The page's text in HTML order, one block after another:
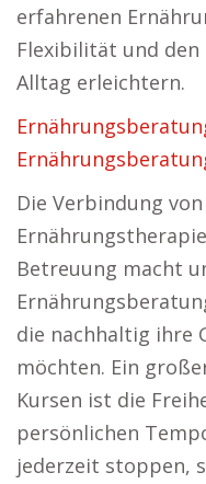
erfahrenen
Flexibilität und
Alltag erleichtern.
Die Verbindung
Betreuung macht
die nachhaltig ihre
möchten. Ein
Kursen ist die
persönlichen
jederzeit stoppen,